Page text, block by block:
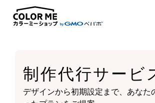
制作代行サービ
デザインから初期設定まで、あなた